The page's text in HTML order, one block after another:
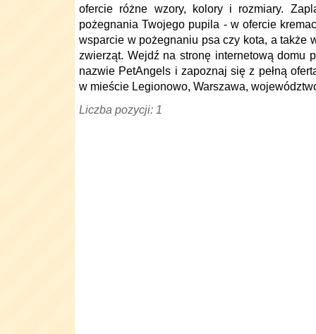
ofercie różne wzory, kolory i rozmiary.
pożegnania Twojego pupila - w ofercie
wsparcie w pożegnaniu psa czy kota, a także
zwierząt. Wejdź na stronę internetową domu
nazwie PetAngels i zapoznaj się z pełną
w mieście Legionowo, Warszawa,
Liczba pozycji: 1